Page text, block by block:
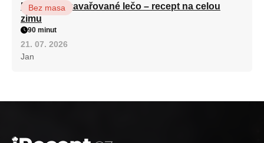
Babiččino zavařované lečo – recept na celou
zimu
Bez masa
90 minut
21. 07. 2026
Jan